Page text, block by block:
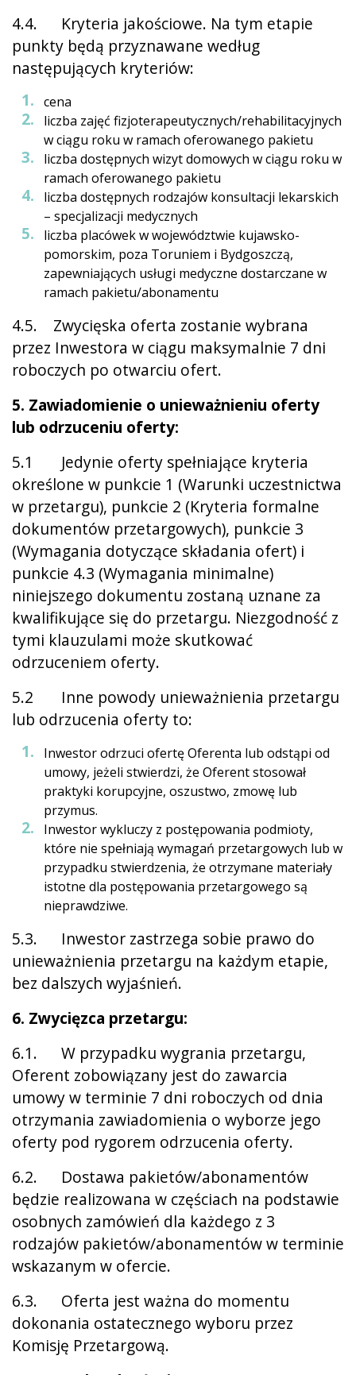
4.4. Kryteria jakościowe. Na tym etapie
punkty będą przyznawane według
następujących kryteriów:
cena
liczba zajęć fizjoterapeutycznych/rehabilitacyjnych
w ciągu roku w ramach oferowanego pakietu
liczba dostępnych wizyt domowych w ciągu roku w
ramach oferowanego pakietu
liczba dostępnych rodzajów konsultacji lekarskich
– specjalizacji medycznych
liczba placówek w województwie kujawsko-
pomorskim, poza Toruniem i Bydgoszczą,
zapewniających usługi medyczne dostarczane w
ramach pakietu/abonamentu
4.5. Zwycięska oferta zostanie wybrana
przez Inwestora w ciągu maksymalnie 7 dni
roboczych po otwarciu ofert.
5. Zawiadomienie o unieważnieniu oferty
lub odrzuceniu oferty:
5.1 Jedynie oferty spełniające kryteria
określone w punkcie 1 (Warunki uczestnictwa
w przetargu), punkcie 2 (Kryteria formalne
dokumentów przetargowych), punkcie 3
(Wymagania dotyczące składania ofert) i
punkcie 4.3 (Wymagania minimalne)
niniejszego dokumentu zostaną uznane za
kwalifikujące się do przetargu. Niezgodność z
tymi klauzulami może skutkować
odrzuceniem oferty.
5.2 Inne powody unieważnienia przetargu
lub odrzucenia oferty to:
Inwestor odrzuci ofertę Oferenta lub odstąpi od
umowy, jeżeli stwierdzi, że Oferent stosował
praktyki korupcyjne, oszustwo, zmowę lub
przymus.
Inwestor wykluczy z postępowania podmioty,
które nie spełniają wymagań przetargowych lub w
przypadku stwierdzenia, że otrzymane materiały
istotne dla postępowania przetargowego są
nieprawdziwe.
5.3. Inwestor zastrzega sobie prawo do
unieważnienia przetargu na każdym etapie,
bez dalszych wyjaśnień.
6. Zwycięzca przetargu:
6.1. W przypadku wygrania przetargu,
Oferent zobowiązany jest do zawarcia
umowy w terminie 7 dni roboczych od dnia
otrzymania zawiadomienia o wyborze jego
oferty pod rygorem odrzucenia oferty.
6.2. Dostawa pakietów/abonamentów
będzie realizowana w częściach na podstawie
osobnych zamówień dla każdego z 3
rodzajów pakietów/abonamentów w terminie
wskazanym w ofercie.
6.3. Oferta jest ważna do momentu
dokonania ostatecznego wyboru przez
Komisję Przetargową.